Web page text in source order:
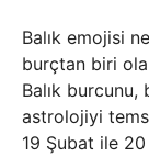
Balık emojisi
burçtan biri
Balık
astrolojiyi
19 Şubat ile